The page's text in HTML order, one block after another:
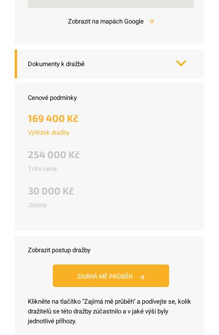
Zobrazit na mapách Google
Dokumenty k dražbě
Cenové podmínky
169 400 Kč
Výtěžek dražby
254 000 Kč
Tržní cena
30 000 Kč
Jistina
Zobrazit postup dražby
ZAJÍMÁ MĚ PRŮBĚH
Klikněte na tlačítko "Zajímá mě průběh" a podívejte se, kolik
dražitelů se této dražby zúčastnilo a v jaké výši byly
jednotlivé příhozy.